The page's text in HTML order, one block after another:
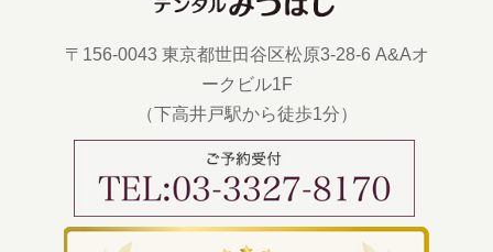
〒156-0043 東京都世田谷区松原3-28-6 A&Aオ
ークビル1F
（下高井戸駅から徒歩1分）